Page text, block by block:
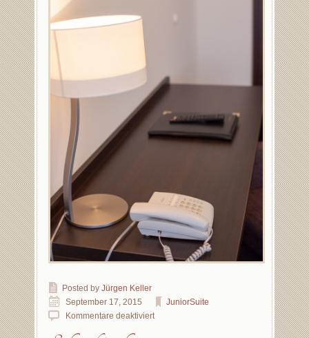
Posted by Jürgen Keller
September 17, 2015
JuniorSuite
Kommentare deaktiviert